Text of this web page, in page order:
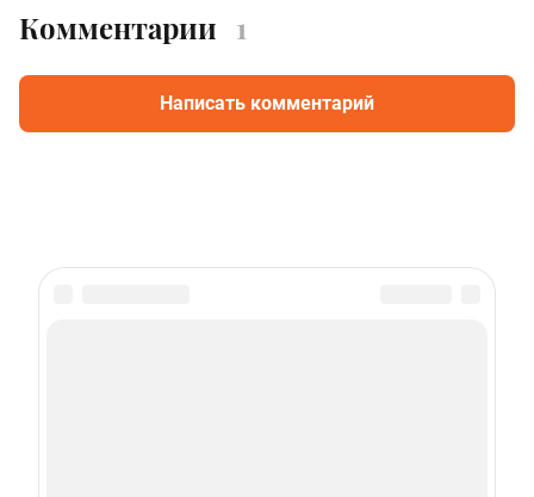
Комментарии 1
Написать комментарий